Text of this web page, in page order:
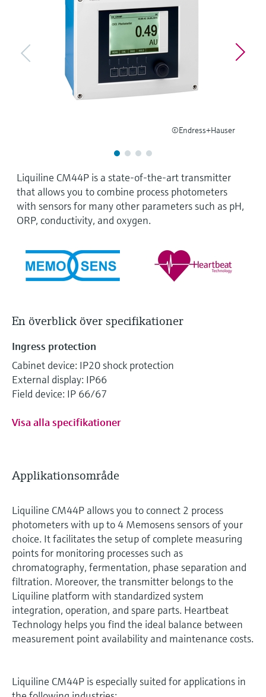
Device Viewer
Hitta produktspecifik information och
Sök efter reservdelar
Hitta reservdelar efter produktrot, orderkod
eller serienummer
Microwave transmission
Memosens technology
©Endress+Hauser
Liquiline CM44P is a state-of-the-art transmitter
that allows you to combine process photometers
with sensors for many other parameters such as pH,
ORP, conductivity, and oxygen.
En överblick över specifikationer
Ingress protection
Cabinet device: IP20 shock protection
External display: IP66
Field device: IP 66/67
Visa alla specifikationer
Applikationsområde
Liquiline CM44P allows you to connect 2 process
photometers with up to 4 Memosens sensors of your
choice. It facilitates the setup of complete measuring
points for monitoring processes such as
chromatography, fermentation, phase separation and
filtration. Moreover, the transmitter belongs to the
Liquiline platform with standardized system
integration, operation, and spare parts. Heartbeat
Technology helps you find the ideal balance between
measurement point availability and maintenance costs.
Liquiline CM44P is especially suited for applications in